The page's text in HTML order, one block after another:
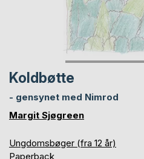
Koldbøtte
- gensynet med Nimrod
Margit Sjøgreen
Ungdomsbøger (fra 12 år)
Paperback